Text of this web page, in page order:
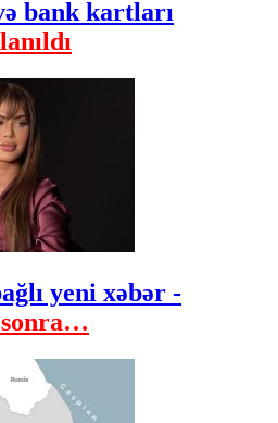
bank kartları
yeni xəbər -
sonra…